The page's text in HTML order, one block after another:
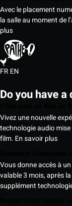
Avec le placement
la salle au moment de
plus
FREN
Do you have
Vivez une nouvelle
technologie audio
film. En savoir plus
Vous donne accès à
valable 3 mois, après
supplément